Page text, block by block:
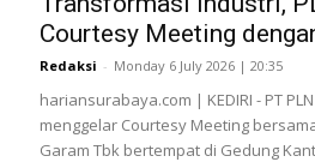
Courtesy Meeting
Redaksi - Monday 6 July 2026 | 20:35
hariansurabaya.com | KEDIRI - PT
menggelar Courtesy Meeting
Garam Tbk bertempat di Gedung